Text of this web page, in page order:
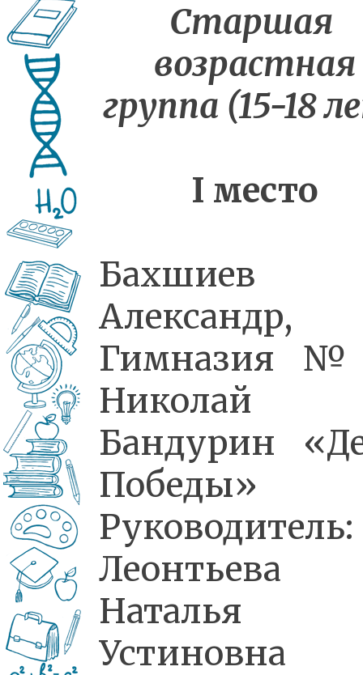
Старшая
возрастная
группа (15-18
I место
Бахшиев
Александр,
Гимназия
Николай
Бандурин
Победы»
Руководитель:
Леонтьева
Наталья
Устиновна